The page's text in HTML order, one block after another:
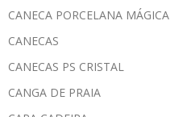
CANECA PORCELANA MÁGICA
CANECAS
CANECAS PS CRISTAL
CANGA DE PRAIA